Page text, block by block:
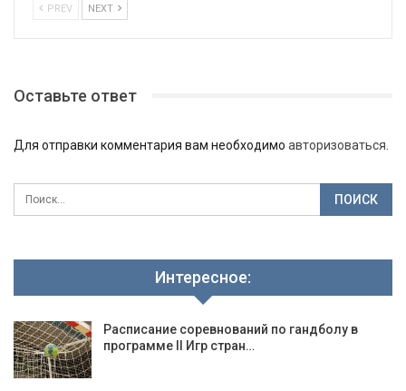
PREV NEXT
Оставьте ответ
Для отправки комментария вам необходимо авторизоваться
Интересное:
Расписание соревнований по гандболу в
программе II Игр стран…